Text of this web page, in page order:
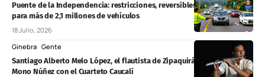
Puente de la Independencia: restricciones, reversibles y pico y placa
para más de 2,1 millones de vehículos
18 Julio, 2026
Ginebra Gente
Santiago Alberto Melo López, el flautista de Zipaquirá que ganó el
Mono Núñez con el Cuarteto Caucalí